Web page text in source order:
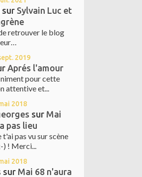
sur Sylvain Luc et
retrouver le blog
2019
Aprés l'amour
pour cette
attentive et...
2018
sur Mai
pas lieu
t'ai pas vu sur scène
! Merci...
2018
sur Mai 68 n'aura